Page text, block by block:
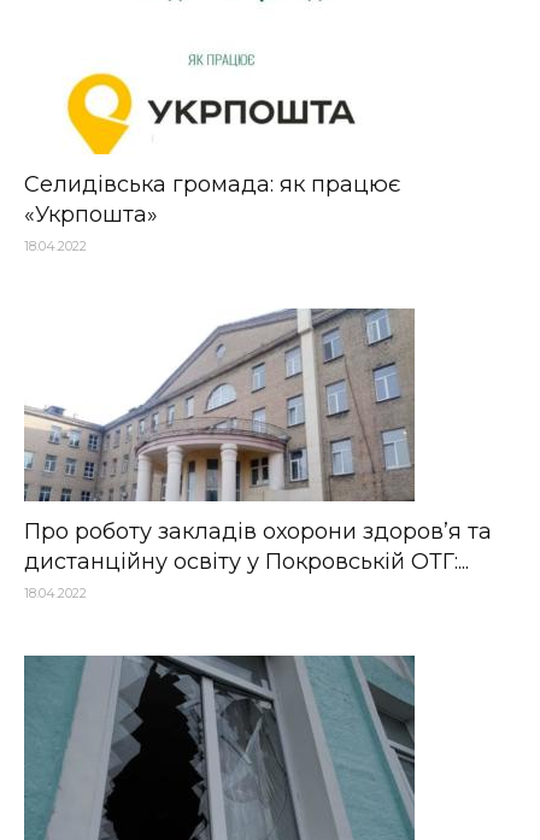
Селидівська громада: як працює
«Укрпошта»
18.04.2022
Про роботу закладів охорони здоров’я та
дистанційну освіту у Покровській ОТГ:...
18.04.2022